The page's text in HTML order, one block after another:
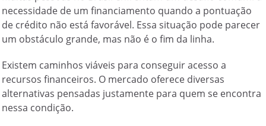
necessidade de um financiamento quando a pontuação
de crédito não está favorável. Essa situação pode parecer
um obstáculo grande, mas não é o fim da linha.
Existem caminhos viáveis para conseguir acesso a
recursos financeiros. O mercado oferece diversas
alternativas pensadas justamente para quem se encontra
nessa condição.